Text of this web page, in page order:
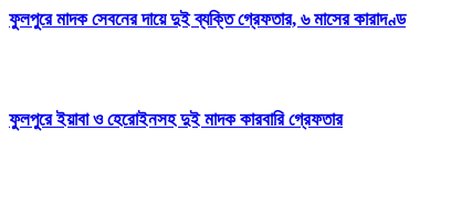
ফুলপুরে মাদক সেবনের দায়ে দুই ব্যক্তি গ্রেফতার, ৬ মাসের কারাদণ্ড
ফুলপুরে ইয়াবা ও হেরোইনসহ দুই মাদক কারবারি গ্রেফতার